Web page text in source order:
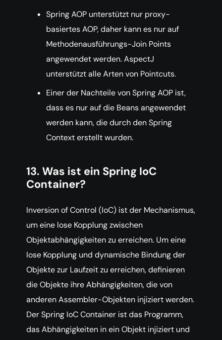
Spring AOP unterstützt nur proxy-
basiertes AOP, daher kann es nur auf
Methodenausführungs-Join Points
angewendet werden. AspectJ
unterstützt alle Arten von Pointcuts.
Einer der Nachteile von Spring AOP ist,
dass es nur auf die Beans angewendet
werden kann, die durch den Spring
Context erstellt wurden.
13. Was ist ein Spring IoC
Container?
Inversion of Control (IoC) ist der Mechanismus,
um eine lose Kopplung zwischen
Objektabhängigkeiten zu erreichen. Um eine
lose Kopplung und dynamische Bindung der
Objekte zur Laufzeit zu erreichen, definieren
die Objekte ihre Abhängigkeiten, die von
anderen Assembler-Objekten injiziert werden.
Der Spring IoC Container ist das Programm,
das Abhängigkeiten in ein Objekt injiziert und